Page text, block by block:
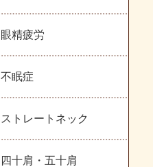
眼精疲労
不眠症
ストレートネック
四十肩・五十肩